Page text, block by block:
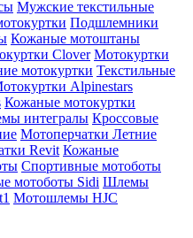
Мужские текстильные
Подшлемники
Кожаные мотоштаны
Clover Мотокуртки
мотокуртки Текстильные
Alpinestars
Кожаные мотокуртки
интегралы Кроссовые
Мотоперчатки Летние
Revit Кожаные
Спортивные мотоботы
мотоботы Sidi Шлемы
Мотошлемы HJC